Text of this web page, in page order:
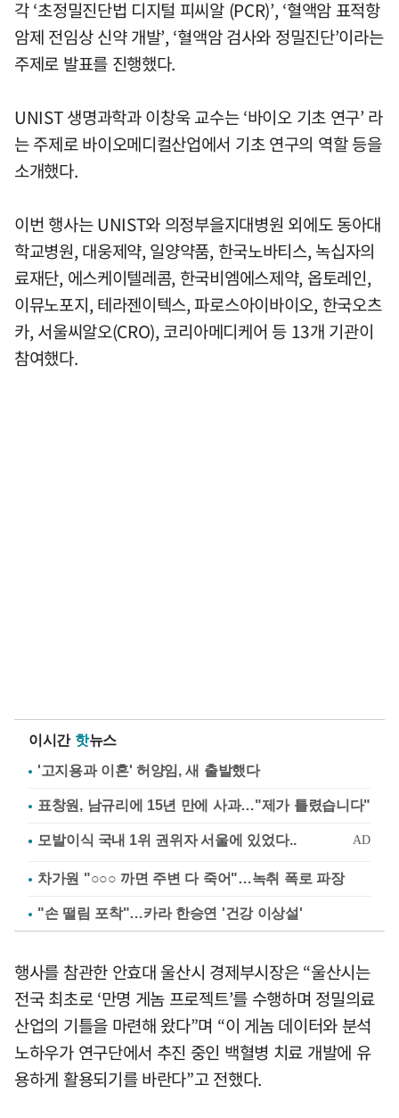
각 ‘초정밀진단법 디지털 피씨알 (PCR)’, ‘혈액암 표적항
암제 전임상 신약 개발’, ‘혈액암 검사와 정밀진단’이라는
주제로 발표를 진행했다.
UNIST 생명과학과 이창욱 교수는 ‘바이오 기초 연구’ 라
는 주제로 바이오메디컬산업에서 기초 연구의 역할 등을
소개했다.
이번 행사는 UNIST와 의정부을지대병원 외에도 동아대
학교병원, 대웅제약, 일양약품, 한국노바티스, 녹십자의
료재단, 에스케이텔레콤, 한국비엠에스제약, 옵토레인,
이뮤노포지, 테라젠이텍스, 파로스아이바이오, 한국오츠
카, 서울씨알오(CRO), 코리아메디케어 등 13개 기관이
참여했다.
이시간 핫뉴스
'고지용과 이혼' 허양임, 새 출발했다
표창원, 남규리에 15년 만에 사과…"제가 틀렸습니다"
차가원 "○○○ 까면 주변 다 죽어"…녹취 폭로 파장
"손 떨림 포착"…카라 한승연 '건강 이상설'
행사를 참관한 안효대 울산시 경제부시장은 “울산시는
전국 최초로 ‘만명 게놈 프로젝트’를 수행하며 정밀의료
산업의 기틀을 마련해 왔다”며 “이 게놈 데이터와 분석
노하우가 연구단에서 추진 중인 백혈병 치료 개발에 유
용하게 활용되기를 바란다”고 전했다.